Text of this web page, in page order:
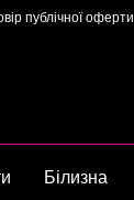
публічної оферти
Білизна